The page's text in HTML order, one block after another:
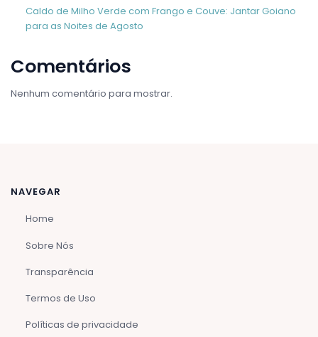
Caldo de Milho Verde com Frango e Couve: Jantar Goiano
para as Noites de Agosto
Comentários
Nenhum comentário para mostrar.
NAVEGAR
Home
Sobre Nós
Transparência
Termos de Uso
Políticas de privacidade